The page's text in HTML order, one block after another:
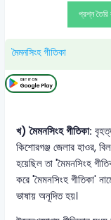
প্রশ্ন
মৈমনসিংহ গীতিকা
খ) মৈমনসিংহ গীতিকা:
কিশোরগঞ্জ জেলার হাওর,
হয়েছিল তা 'মৈমনসিংহ
করে 'মৈমনসিংহ গীতিকা'
ভাষায় অনূদিত হয়।